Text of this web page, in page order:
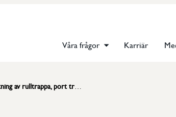
Våra frågor Karriär
port trapphiss eller plattformshiss